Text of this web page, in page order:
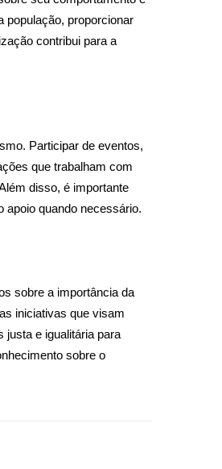
população, proporcionar
contribui para a
Participar de eventos,
que trabalham com
disso, é importante
apoio quando necessário.
sobre a importância da
iniciativas que visam
justa e igualitária para
sobre o